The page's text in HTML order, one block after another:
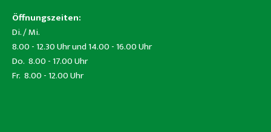
Öffnungszeiten:
Di. / Mi.
8.00 - 12.30 Uhr und 14.00 - 16.00 Uhr
Do. 8.00 - 17.00 Uhr
Fr. 8.00 - 12.00 Uhr